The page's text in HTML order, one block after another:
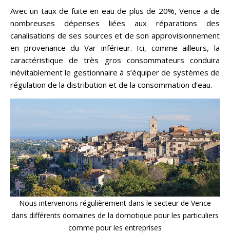
Avec un taux de fuite en eau de plus de 20%, Vence a de
nombreuses dépenses liées aux réparations des
canalisations de ses sources et de son approvisionnement
en provenance du Var inférieur. Ici, comme ailleurs, la
caractéristique de très gros consommateurs conduira
inévitablement le gestionnaire à s’équiper de systèmes de
régulation de la distribution et de la consommation d’eau.
Nous intervenons régulièrement dans le secteur de Vence
dans différents domaines de la domotique pour les particuliers
comme pour les entreprises